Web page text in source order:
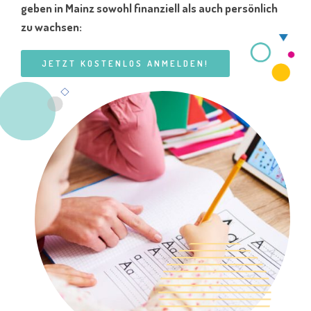
geben in Mainz sowohl finanziell als auch persönlich
zu wachsen:
JETZT KOSTENLOS ANMELDEN!